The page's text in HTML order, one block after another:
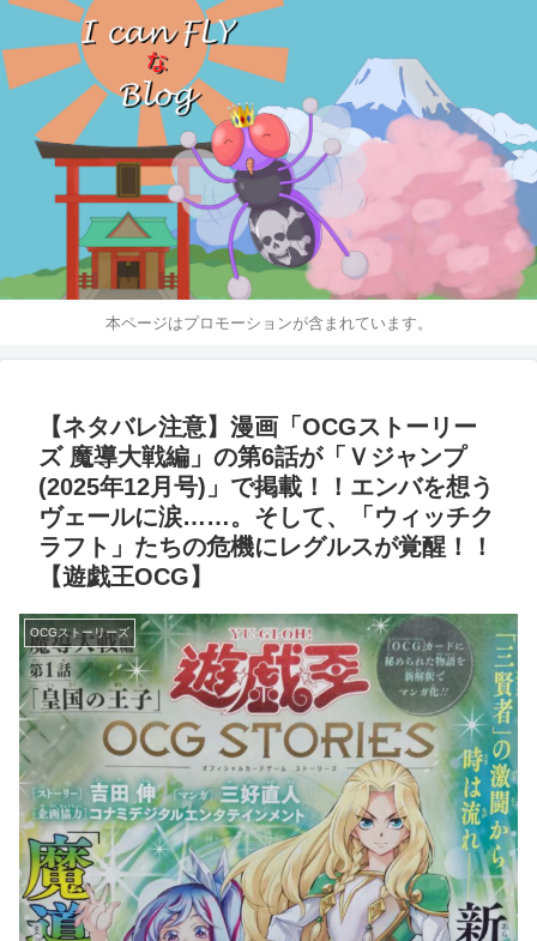
本ページはプロモーションが含まれています。
【ネタバレ注意】漫画「OCGストーリー
ズ 魔導大戦編」の第6話が「Ｖジャンプ
(2025年12月号)」で掲載！！エンバを想う
ヴェールに涙……。そして、「ウィッチク
ラフト」たちの危機にレグルスが覚醒！！
【遊戯王OCG】
OCGストーリーズ